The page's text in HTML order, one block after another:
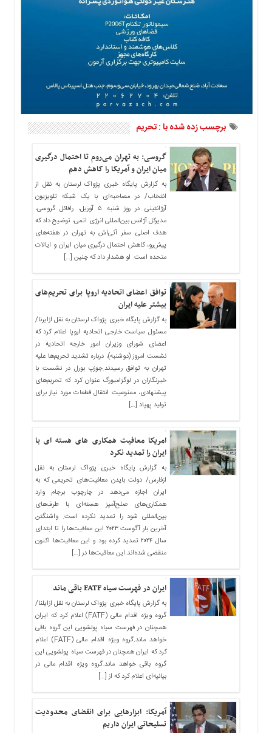
برچسب زده شده با : تحریم
گروسی: به تهران می‌روم تا احتمال درگیری
میان ایران و آمریکا را کاهش دهم
به گزارش پایگاه خبری پژواک لرستان به نقل از
انتخاب/ در مصاحبه‌ای با یک شبکه تلویزیون
آرژانتینی در روز شنبه ۵ آوریل، رافائل گروسی،
مدیرکل آژانس بین‌المللی انرژی اتمی، توضیح داد که
هدف اصلی سفر آتی‌اش به تهران در هفته‌های
پیش‌رو، کاهش احتمال درگیری میان ایران و ایالات
متحده است. او هشدار داد که چنین […]
توافق اعضای اتحادیه اروپا برای تحریم‌های
بیشتر علیه ایران
به گزارش پایگاه خبری پژواک لرستان به نقل ازایرنا/
مسئول سیاست خارجی اتحادیه اروپا اعلام کرد که
اعضای شورای وزیران امور خارجه اتحادیه در
نشست امروز (دوشنبه)، درباره تشدید تحریم‌ها علیه
تهران به توافق رسیدند.جوزپ بورل در نشست با
خبرنگاران در لوگزامبورگ عنوان کرد که تحریم‌های
پیشنهادی، ممنوعیت انتقال قطعات مورد نیاز برای
تولید پهپاد […]
امریکا معافیت همکاری های هسته ای با
ایران را تمدید نکرد
به گزارش پایگاه خبری پژواک لرستان به نقل
ازفارس/ دولت بایدن معافیت‌های تحریمی که به
ایران اجازه می‌دهد در چارچوب برجام وارد
همکاری‌های صلح‌آمیز هسته‌ای با طرف‌های
بین‌المللی شود را تمدید نکرده است. واشنگتن
آخرین بار آگوست ۲۰۲۳ این معافیت‌ها را تا ابتدای
سال ۲۰۲۴ تمدید کرده بود و این معافیت‌ها اکنون
منقضی شده‌اند.این معافیت‌ها در […]
ایران در فهرست سیاه FATF باقی ماند
به گزارش پایگاه خبری پژواک لرستان به نقل ازایلنا/
گروه ویژه اقدام مالی (FATF) اعلام کرد که ایران
همچنان در فهرست سیاه پولشویی این گروه باقی
خواهد ماند.گروه ویژه اقدام مالی (FATF) اعلام
کرد که ایران همچنان در فهرست سیاه پولشویی این
گروه باقی خواهد ماند.گروه ویژه اقدام مالی در
بیانیه‌ای اعلام کرد که از […]
آمریکا: ابزارهایی برای انقضای محدودیت
تسلیحاتی ایران داریم